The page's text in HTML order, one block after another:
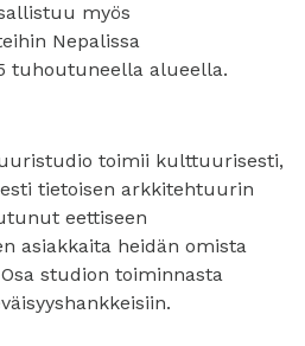
myös
Nepalissa
tuhoutuneella alueella.
toimii kulttuurisesti,
tietoisen arkkitehtuurin
eettiseen
asiakkaita heidän omista
studion toiminnasta